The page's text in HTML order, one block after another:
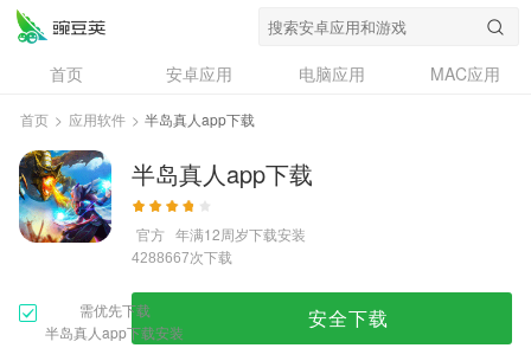
首页 安卓应用 电脑应用
MAC应用
资讯
专题
问答
首页 > 应用软件 > 半岛真人app下载
半岛真人app下载
官方 年满12周岁下载安装
4288667次下载
需优先下载
半岛真人app下载安装
安全下载